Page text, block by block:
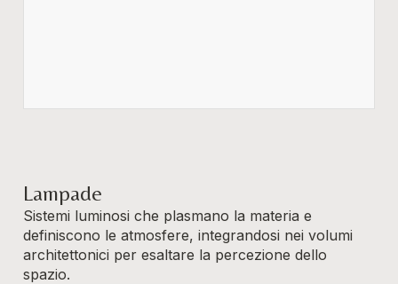
Lampade
Sistemi luminosi che plasmano la materia e
definiscono le atmosfere, integrandosi nei volumi
architettonici per esaltare la percezione dello
spazio.